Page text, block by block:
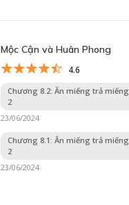
Mộc Cận và Huân Phong
4.6
Chương 8.2: Ăn miếng trả miếng
2
23/06/2024
Chương 8.1: Ăn miếng trả miếng
2
23/06/2024